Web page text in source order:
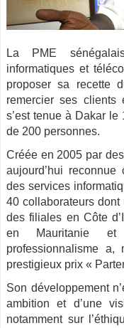
La PME
informatiques et
proposer sa recette
remercier ses clients
s’est tenue à Dakar
de 200 personnes.
Créée en 2005 par
aujourd’hui
des services
40 collaborateurs
des filiales en Côte
en Mauritanie
professionnalisme a,
prestigieux prix «
Son développement
ambition et d’une
notamment sur